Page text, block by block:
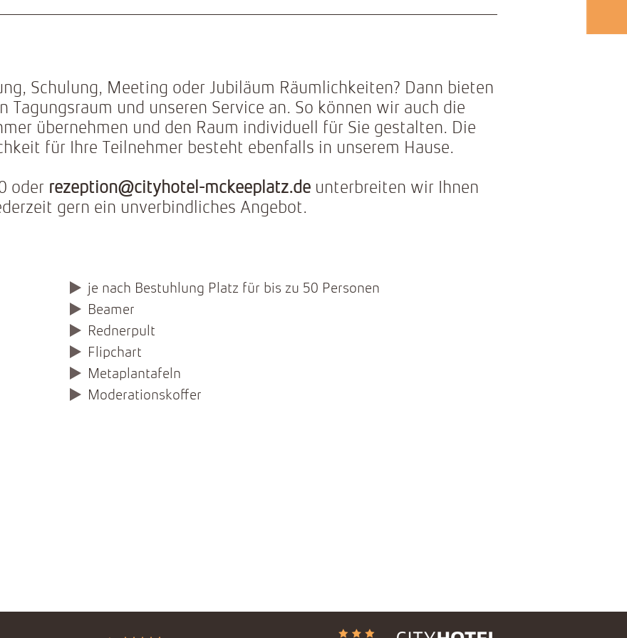
Schulung, Meeting oder Jubiläum Räumlichkeiten? Dann bieten
Tagungsraum und unseren Service an. So können wir auch die
übernehmen und den Raum individuell für Sie gestalten. Die
für Ihre Teilnehmer besteht ebenfalls in unserem Hause.
oder rezeption@cityhotel-mckeeplatz.de unterbreiten wir Ihnen
gern ein unverbindliches Angebot.
je nach Bestuhlung Platz für bis zu 50 Personen
Beamer
Rednerpult
Flipchart
Metaplantafeln
Moderationskoffer